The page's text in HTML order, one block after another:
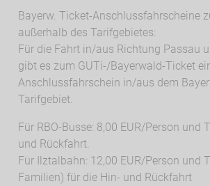
Bayerw. Ticket-Anschlussfahrscheine
außerhalb des Tarifgebietes:
Für die Fahrt in/aus Richtung Passau
gibt es zum GUTi-/Bayerwald-Ticket
Anschlussfahrschein in/aus dem
Tarifgebiet.
Für RBO-Busse: 8,00 EUR/Person und
und Rückfahrt.
Für Ilztalbahn: 12,00 EUR/Person und
Familien) für die Hin- und Rückfahrt